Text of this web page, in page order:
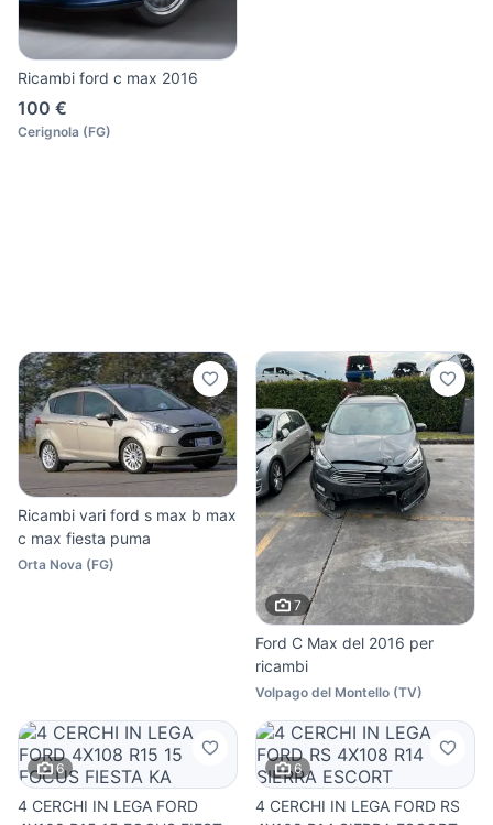
Ricambi ford c max 2016
100 €
Cerignola (FG)
Ricambi vari ford s max b max
c max fiesta puma
Orta Nova (FG)
7
Ford C Max del 2016 per
ricambi
Volpago del Montello (TV)
6
4 CERCHI IN LEGA FORD
6
4 CERCHI IN LEGA FORD RS